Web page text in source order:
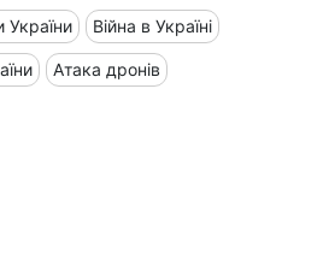
України Війна в Україні
Атака дронів